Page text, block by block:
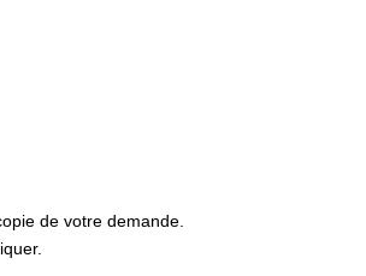
de votre demande.